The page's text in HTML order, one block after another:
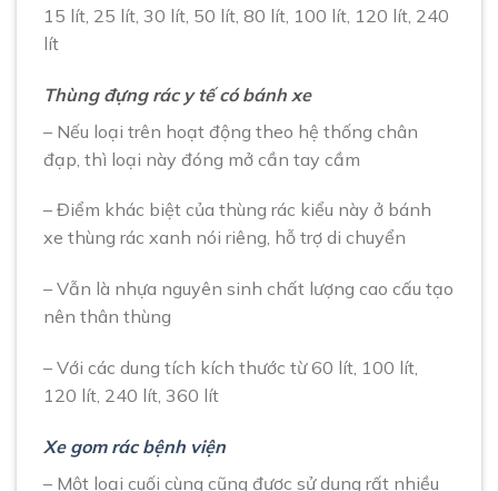
15 lít, 25 lít, 30 lít, 50 lít, 80 lít, 100 lít, 120 lít, 240
lít
Thùng đựng rác y tế có bánh xe
– Nếu loại trên hoạt động theo hệ thống chân
đạp, thì loại này đóng mở cần tay cầm
– Điểm khác biệt của thùng rác kiểu này ở bánh
xe thùng rác xanh nói riêng, hỗ trợ di chuyển
– Vẫn là nhựa nguyên sinh chất lượng cao cấu tạo
nên thân thùng
– Với các dung tích kích thước từ 60 lít, 100 lít,
120 lít, 240 lít, 360 lít
Xe gom rác bệnh viện
– Một loại cuối cùng cũng được sử dụng rất nhiều